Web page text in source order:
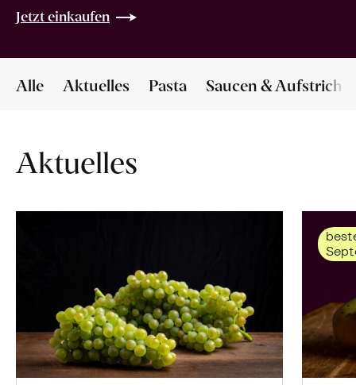
Jetzt einkaufen
Alle Aktuelles Pasta Saucen & Aufstriche
Aktuelles